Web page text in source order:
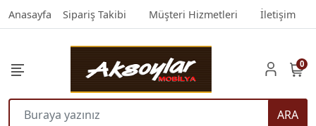
Anasayfa Sipariş Takibi Müşteri Hizmetleri İletişim
ARA
0